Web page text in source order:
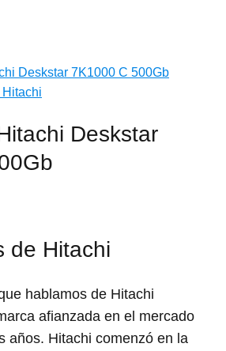
Deskstar 7K1000 C 500Gb
Hitachi
Deskstar
de Hitachi
hablamos de Hitachi
afianzada en el mercado
años. Hitachi comenzó en la